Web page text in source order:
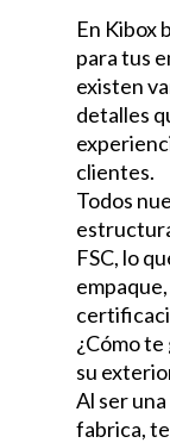
En Kibox
para tus
existen
detalles
clientes.
Todos
FSC, lo
¿Cómo
su
Al ser
fabrica,